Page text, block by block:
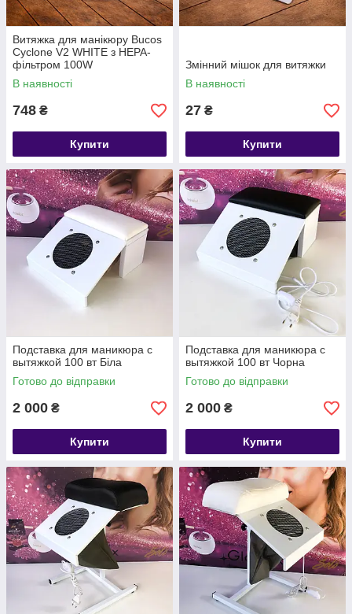
Витяжка для манікюру Bucos
Cyclone V2 WHITE з НЕРА-
фільтром 100W
В наявності
748 ₴
Купити
Змінний мішок для витяжки
В наявності
27 ₴
Купити
Подставка для маникюра с
вытяжкой 100 вт Біла
Готово до відправки
2 000 ₴
Купити
Подставка для маникюра с
вытяжкой 100 вт Чорна
Готово до відправки
2 000 ₴
Купити